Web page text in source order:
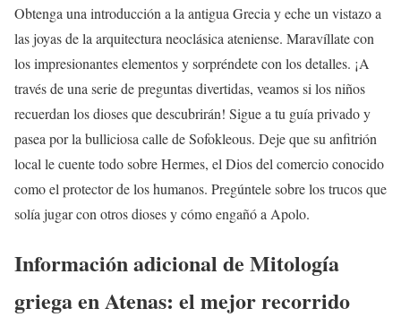
Obtenga una introducción a la antigua Grecia y eche un vistazo a
las joyas de la arquitectura neoclásica ateniense. Maravíllate con
los impresionantes elementos y sorpréndete con los detalles. ¡A
través de una serie de preguntas divertidas, veamos si los niños
recuerdan los dioses que descubrirán! Sigue a tu guía privado y
pasea por la bulliciosa calle de Sofokleous. Deje que su anfitrión
local le cuente todo sobre Hermes, el Dios del comercio conocido
como el protector de los humanos. Pregúntele sobre los trucos que
solía jugar con otros dioses y cómo engañó a Apolo.
Información adicional de Mitología
griega en Atenas: el mejor recorrido